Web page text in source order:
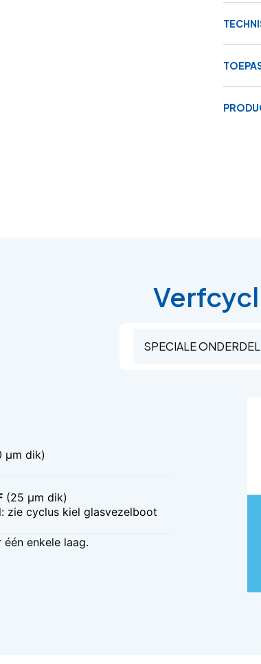
SPECIALE
μm dik)
(25 μm dik)
zie cyclus kiel glasvezelboot
enkele laag.